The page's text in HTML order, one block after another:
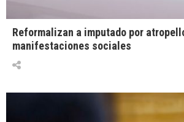
Reformalizan a imputado por
manifestaciones sociales